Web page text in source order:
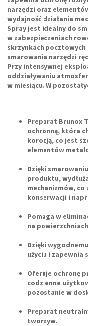
narzędzi oraz
wydajność działania
Spray jest idealny do
w zabezpieczeniach
skrzynkach pocztowych
smarowania narzędzi
Przy intensywnej
oddziaływaniu
w miesiącu. W
Preparat Brunox
ochronną, która
korozją, co jest
elementów
Dzięki
produktu,
mechanizmów, co
konserwacji i
Pomaga w
na
Dzięki
użyciu i zapewnia
Oferuje ochronę
codzienne
pozostanie w
Preparat
tworzyw.